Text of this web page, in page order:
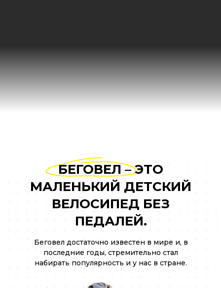
БЕГОВЕЛ – ЭТО
МАЛЕНЬКИЙ ДЕТСКИЙ
ВЕЛОСИПЕД БЕЗ
ПЕДАЛЕЙ.
Беговел достаточно известен в мире и, в
последние годы, стремительно стал
набирать популярность и у нас в стране.